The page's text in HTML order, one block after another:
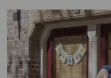
Image